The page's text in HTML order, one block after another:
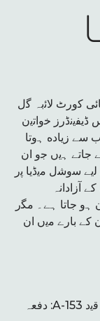
ﮐورٹ ﻻﺋبہ ﮔل
ڈﯾﻔﯾﻧڈرز ﺧواﺗﯾن
ﺳﮯ زﯾﺎده ﮨوﺗﺎ
ﺟﺎﺗﮯ ﮨﯾں ﺟو ان
ﺳوﺷل ﻣﯾڈﯾﺎ ﭘر
آزاداﻧہ
ﮨو ﺟﺎﺗﺎ ﮨﮯ۔ ﻣﮕر
ﮐﮯ ﺑﺎرے ﻣﯾں ان